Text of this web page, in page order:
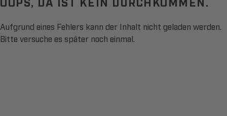
Aufgrund eines Fehlers kann der Inhalt nicht geladen werden.
Bitte versuche es später noch einmal.